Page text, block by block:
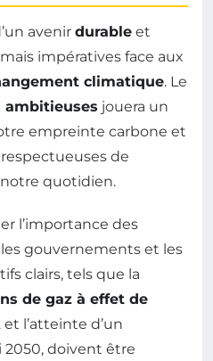
avenir durable et
impératives face aux
climatique. Le
jouera un
empreinte carbone et
de
notre quotidien.
l’importance des
gouvernements et les
clairs, tels que la
de gaz à effet de
et l’atteinte d’un
2050, doivent être